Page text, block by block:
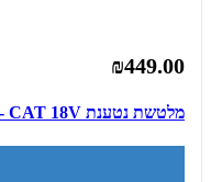
₪449.00
מלטשת נטענת CAT 18V - גוף בלבד